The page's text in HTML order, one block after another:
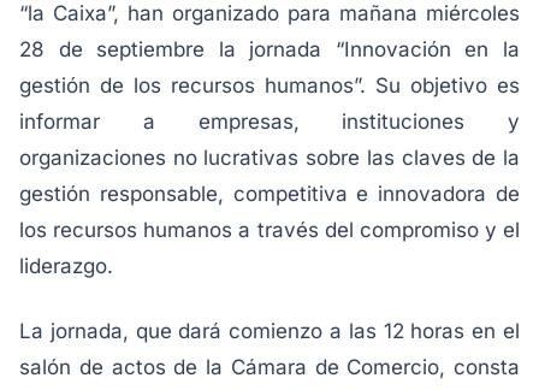
“la Caixa”, han organizado para mañana miércoles
28 de septiembre la jornada “Innovación en la
gestión de los recursos humanos”. Su objetivo es
informar a empresas, instituciones y
organizaciones no lucrativas sobre las claves de la
gestión responsable, competitiva e innovadora de
los recursos humanos a través del compromiso y el
liderazgo.
La jornada, que dará comienzo a las 12 horas en el
salón de actos de la Cámara de Comercio, consta